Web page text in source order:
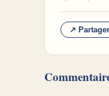
↗ Partager